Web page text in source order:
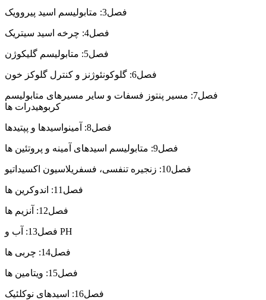
فصل3: متابولیسم اسید پیروویک
فصل4: چرخه اسید سیتریک
فصل5: متابولیسم گلیکوژن
فصل6: گلوکونئوژنز و کنترل گلوکز خون
فصل7: مسیر پنتوز فسفات و سایر مسیرهای متابولیسم
کربوهیدرات ها
فصل8: آمینواسیدها و پپتیدها
فصل9: متابولیسم اسیدهای آمینه و پروتئین ها
فصل10: زنجیره تنفسی، فسفریلاسیون اکسیداتیو
فصل11: اندوکرین ها
فصل12: آنزیم ها
فصل13: آب و PH
فصل14: چربی ها
فصل15: ویتامین ها
فصل16: اسیدهای نوکلئیک